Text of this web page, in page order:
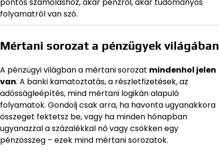
pontos számoláshoz, akár pénzről, akár tudományos
folyamatról van szó.
Mértani sorozat a pénzügyek világában
A pénzügyi világban a mértani sorozat mindenhol jelen
van. A banki kamatoztatás, a részletfizetések, az
adósságleépítés, mind mértani logikán alapuló
folyamatok. Gondolj csak arra, ha havonta ugyanakkora
összeget fektetsz be, vagy ha minden hónapban
ugyanazzal a százalékkal nő vagy csökken egy
pénzösszeg – ezek mind mértani sorozatok.